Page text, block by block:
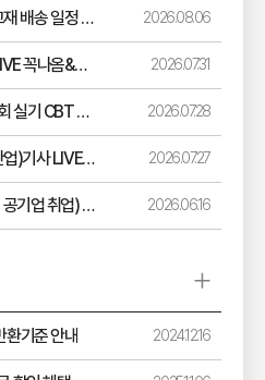
[공지] 8/14(금)~8/17(월) 교재 배송 일정 안내 (택배 없는 날/광복절 대체휴무) 2026.08.06
[김상훈] 8월 1주차 유튜브 LIVE 꼭나옴&공취업 시리즈 일정 공지 2026.07.31
소방설비기사(전기) 26년 2회 실기 CBT 모의고사 응시 및 해설 강의 수강 안내 2026.07.28
[3회 필기 복원] 전기/공사(산업)기사 LIVE (8/10~8/12 17시) 2026.07.27
[김상훈 교수] 공취업(전기직 공기업 취업) 라이브 8월 일정 안내 2026.06.16
환기준 안내 2024.12.16